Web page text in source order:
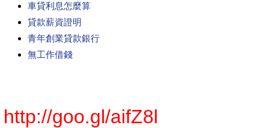
車貸利息怎麼算
貸款薪資證明
青年創業貸款銀行
無工作借錢
http://goo.gl/aifZ8l